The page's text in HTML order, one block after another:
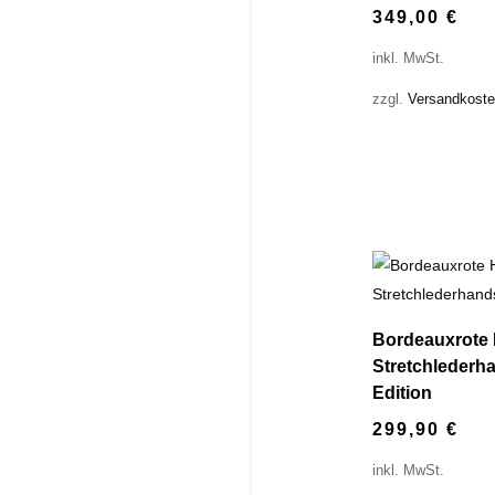
349,00 €
inkl. MwSt.
zzgl.
Bordeauxrote
Edition
299,90 €
inkl. MwSt.